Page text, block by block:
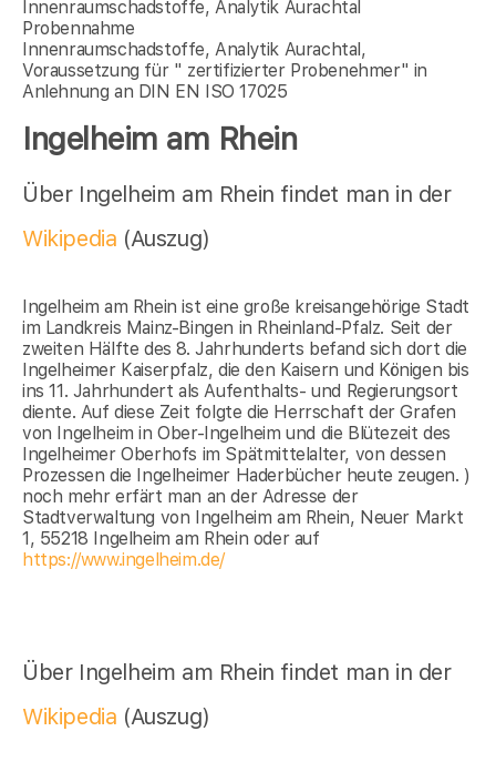
Innenraumschadstoffe, Analytik Aurachtal
Probennahme
Innenraumschadstoffe, Analytik Aurachtal,
Voraussetzung für " zertifizierter Probenehmer" in
Anlehnung an DIN EN ISO 17025
Ingelheim am Rhein
Über Ingelheim am Rhein findet man in der
Wikipedia (Auszug)
Ingelheim am Rhein ist eine große kreisangehörige Stadt
im Landkreis Mainz-Bingen in Rheinland-Pfalz. Seit der
zweiten Hälfte des 8. Jahrhunderts befand sich dort die
Ingelheimer Kaiserpfalz, die den Kaisern und Königen bis
ins 11. Jahrhundert als Aufenthalts- und Regierungsort
diente. Auf diese Zeit folgte die Herrschaft der Grafen
von Ingelheim in Ober-Ingelheim und die Blütezeit des
Ingelheimer Oberhofs im Spätmittelalter, von dessen
Prozessen die Ingelheimer Haderbücher heute zeugen. )
noch mehr erfärt man an der Adresse der
Stadtverwaltung von Ingelheim am Rhein, Neuer Markt
1, 55218 Ingelheim am Rhein oder auf
https://www.ingelheim.de/
Über Ingelheim am Rhein findet man in der
Wikipedia (Auszug)